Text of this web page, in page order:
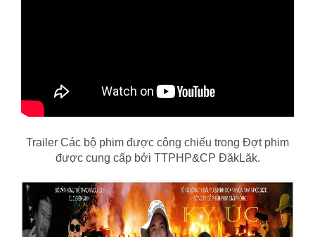
Trailer Các bộ phim được công chiếu trong Đợt phim
được cung cấp bởi TTPHP&CP ĐăkLăk.